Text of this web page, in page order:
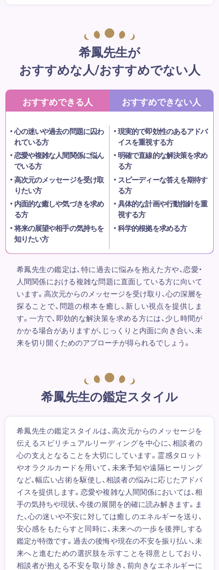
希鳳先生が
おすすめな人/おすすめでない人
おすすめできる人
心の迷いや過去の問題に囚わ
れている方
恋愛や複雑な人間関係に悩ん
でいる方
高次元のメッセージを受け取
りたい方
内面的な癒しや気づきを求め
る方
将来の展望や相手の気持ちを
知りたい方
おすすめできない人
現実的で即効性のあるアドバ
イスを重視する方
明確で直線的な解決策を求め
る方
スピーディーな答えを期待す
る方
具体的な計画や行動指針を重
視する方
科学的根拠を求める方
希鳳先生の鑑定は、特に過去に悩みを抱えた方や、恋愛・
人間関係における複雑な問題に直面している方に向いて
います。高次元からのメッセージを受け取り、心の深層を
探ることで、問題の根本を癒し、新しい視点を提供しま
す。一方で、即効的な解決策を求める方には、少し時間が
かかる場合がありますが、じっくりと内面に向き合い、未
来を切り開くためのアプローチが得られるでしょう。
希鳳先生の鑑定スタイル
希鳳先生の鑑定スタイルは、高次元からのメッセージを
伝えるスピリチュアルリーディングを中心に、相談者の
心の支えとなることを大切にしています。霊感タロット
やオラクルカードを用いて、未来予知や遠隔ヒーリング
など、幅広い占術を駆使し、相談者の悩みに応じたアドバ
イスを提供します。恋愛や複雑な人間関係においては、相
手の気持ちや現状、今後の展開を的確に読み解きます。ま
た、心の迷いや不安に対しては癒しのエネルギーを送り、
安心感をもたらすと同時に、未来への一歩を後押しする
鑑定が特徴です。過去の後悔や現在の不安を振り払い、未
来へと進むための選択肢を示すことを得意としており、
相談者が抱える不安を取り除き、前向きなエネルギーに